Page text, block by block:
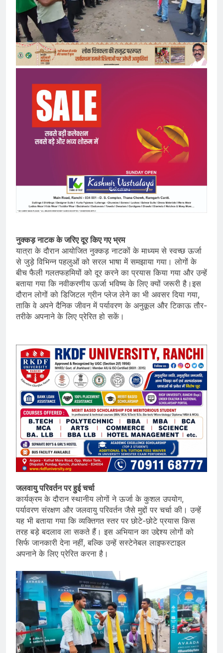
नुक्कड़ नाटक के जरिए दूर किए गए भ्रम
यात्रा के दौरान आयोजित नुक्कड़ नाटकों के माध्यम से स्वच्छ ऊर्जा
से जुड़े विभिन्न पहलुओं को सरल भाषा में समझाया गया। लोगों के
बीच फैली गलतफहमियों को दूर करने का प्रयास किया गया और उन्हें
बताया गया कि नवीकरणीय ऊर्जा भविष्य के लिए क्यों जरूरी है।इस
दौरान लोगों को डिजिटल ग्रीन प्लेज लेने का भी अवसर दिया गया,
ताकि वे अपने दैनिक जीवन में पर्यावरण के अनुकूल और टिकाऊ तौर-
तरीके अपनाने के लिए प्रेरित हो सकें।
जलवायु परिवर्तन पर हुई चर्चा
कार्यक्रम के दौरान स्थानीय लोगों ने ऊर्जा के कुशल उपयोग,
पर्यावरण संरक्षण और जलवायु परिवर्तन जैसे मुद्दों पर चर्चा की। उन्हें
यह भी बताया गया कि व्यक्तिगत स्तर पर छोटे-छोटे प्रयास किस
तरह बड़े बदलाव ला सकते हैं। इस अभियान का उद्देश्य लोगों को
सिर्फ जानकारी देना नहीं, बल्कि उन्हें सस्टेनेबल लाइफस्टाइल
अपनाने के लिए प्रेरित करना है।